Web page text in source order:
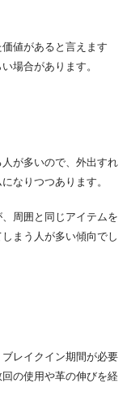
値があると言えます
場合があります。
が多いので、外出すれ
なりつつあります。
周囲と同じアイテムを
まう人が多い傾向でし
レイクイン期間が必要
の使用や革の伸びを経